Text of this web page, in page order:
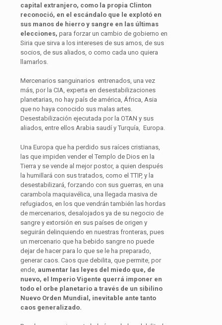
capital extranjero, como la propia Clinton
reconoció, en el escándalo que le explotó en
sus manos de hierro y sangre en las últimas
elecciones, para forzar un cambio de gobierno en
Siria que sirva a los intereses de sus amos, de sus
socios, de sus aliados, o como cada uno quiera
llamarlos.
Mercenarios sanguinarios entrenados, una vez
más, por la CIA, experta en desestabilizaciones
planetarias, no hay país de américa, África, Asia
que no haya conocido sus malas artes.
Desestabilización ejecutada por la OTAN y sus
aliados, entre ellos Arabia saudí y Turquía, Europa.
Una Europa que ha perdido sus raíces cristianas,
las que impiden vender el Templo de Dios en la
Tierra y se vende al mejor postor, a quien después
la humillará con sus tratados, como el TTIP, y la
desestabilizará, forzando con sus guerras, en una
carambola maquiavélica, una llegada masiva de
refugiados, en los que vendrán también las hordas
de mercenarios, desalojados ya de su negocio de
sangre y extorsión en sus países de origen y
seguirán delinquiendo en nuestras fronteras, pues
un mercenario que ha bebido sangre no puede
dejar de hacer para lo que se le ha preparado,
generar caos. Caos que debilita, que permite, por
ende, aumentar las leyes del miedo que, de
nuevo, el Imperio Vigente querrá imponer en
todo el orbe planetario a través de un sibilino
Nuevo Orden Mundial, inevitable ante tanto
caos generalizado.